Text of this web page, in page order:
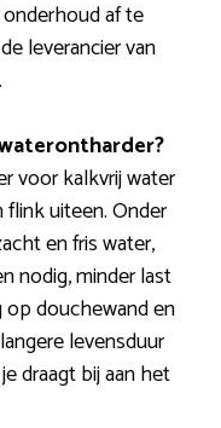
af te
leverancier van
voor kalkvrij water
uiteen. Onder
en fris water,
nodig, minder last
op douchewand en
levensduur
draagt bij aan het